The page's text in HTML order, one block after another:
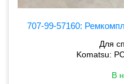
707-99-57160:
Для
Komatsu:
В